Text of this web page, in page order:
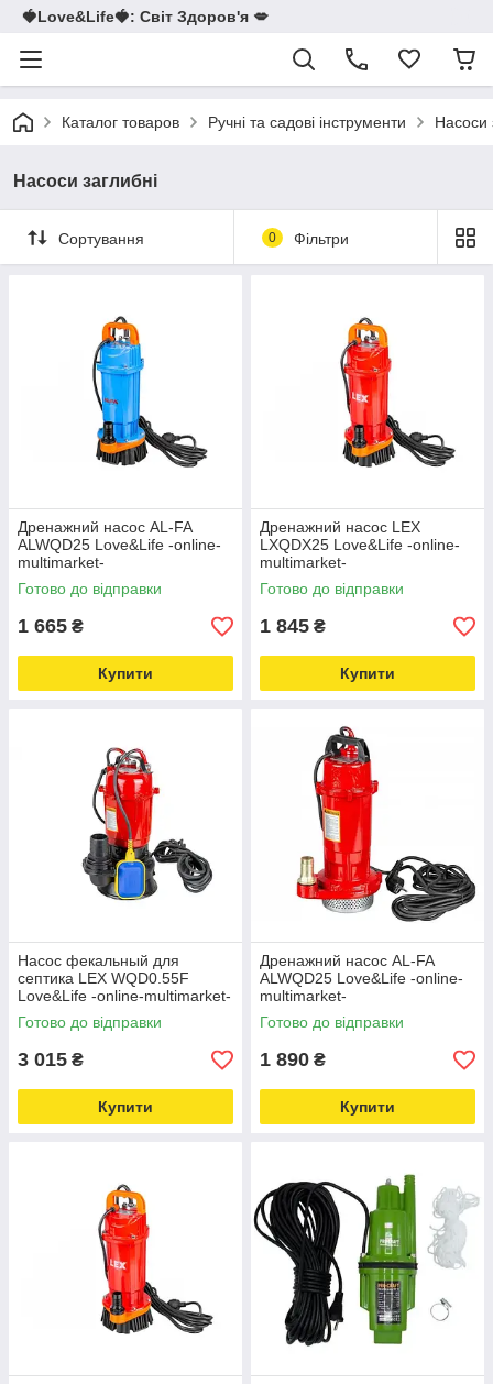
🍓Love&Life🍓: Світ Здоров'я 💋
Каталог товаров Ручні та садові інструменти Насоси
Насоси заглибні
Сортування 0 Фільтри
Дренажний насос AL-FA
ALWQD25 Love&Life -online-
multimarket-
Готово до відправки
1 665 ₴
Купити
Дренажний насос LEX
LXQDX25 Love&Life -online-
multimarket-
Готово до відправки
1 845 ₴
Купити
Насос фекальный для
септика LEX WQD0.55F
Love&Life -online-multimarket-
Готово до відправки
3 015 ₴
Купити
Дренажний насос AL-FA
ALWQD25 Love&Life -online-
multimarket-
Готово до відправки
1 890 ₴
Купити